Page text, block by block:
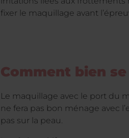
fixer le maquillage avant
Comment bien
Le maquillage avec le port du
ne fera pas bon ménage avec
pas sur la peau.